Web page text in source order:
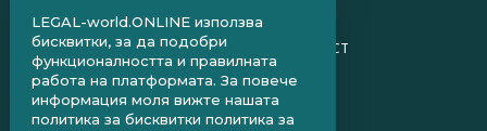
ПОЛИТИКА ЗА ПОВЕРИТЕЛНОСТ
ЧЗВ ЗА КЛИЕНТИ
ЧЗВ ЗА АДВОКАТИ
LEGAL-world.ONLINE използва
бисквитки, за да подобри
функционалността и правилната
работа на платформата. За повече
информация моля вижте нашата
политика за бисквитки политика за